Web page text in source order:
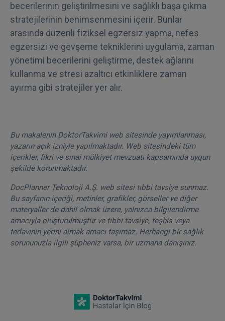
becerilerinin geliştirilmesini ve sağlıklı başa çıkma
stratejilerinin benimsenmesini içerir. Bunlar
arasında düzenli fiziksel egzersiz yapma, nefes
egzersizi ve gevşeme tekniklerini uygulama, zaman
yönetimi becerilerini geliştirme, destek ağlarını
kullanma ve stresi azaltıcı etkinliklere zaman
ayırma gibi stratejiler yer alır.
Bu makalenin DoktorTakvimi web sitesinde yayımlanması,
yazarın açık izniyle yapılmaktadır. Web sitesindeki tüm
içerikler, fikri ve sınai mülkiyet mevzuatı kapsamında uygun
şekilde korunmaktadır.
DocPlanner Teknoloji A.Ş. web sitesi tıbbi tavsiye sunmaz.
Bu sayfanın içeriği, metinler, grafikler, görseller ve diğer
materyaller de dahil olmak üzere, yalnızca bilgilendirme
amacıyla oluşturulmuştur ve tıbbi tavsiye, teşhis veya
tedavinin yerini almak amacı taşımaz. Herhangi bir sağlık
sorununuzla ilgili şüpheniz varsa, bir uzmana danışınız.